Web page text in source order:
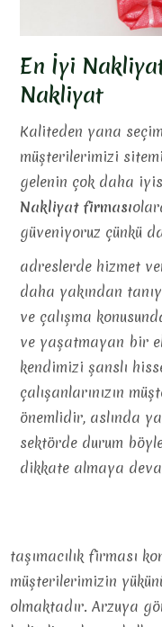
En İyi
Nakliyat
Kaliteden yana
müşterilerimizi
gelenin çok daha
Nakliyat firması
güveniyoruz çünkü
adreslerde hizmet
daha yakından
ve çalışma
ve yaşatmayan bir
kendimizi şanslı
çalışanlarınızın
önemlidir, aslında
sektörde durum
dikkate almaya
taşımacılık firması
müşterilerimizin
olmaktadır. Arzuya